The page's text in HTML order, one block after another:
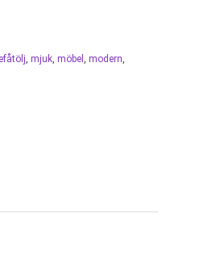
, mjuk, möbel , modern,